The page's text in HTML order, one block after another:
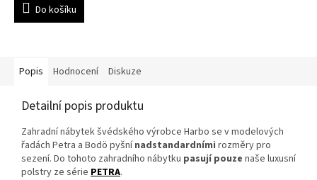
Do košíku
Popis Hodnocení Diskuze
Detailní popis produktu
Zahradní nábytek švédského výrobce Harbo se v modelových
řadách Petra a Bodö pyšnínadstandardními rozměry pro
sezení. Do tohoto zahradního nábytku pasují pouze naše luxusní
polstry ze série PETRA.